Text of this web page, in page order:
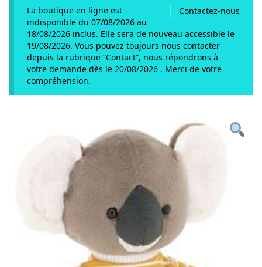
Contactez-nous
La boutique en ligne est
indisponible du 07/08/2026 au
18/08/2026 inclus. Elle sera de nouveau accessible le
19/08/2026. Vous pouvez toujours nous contacter
depuis la rubrique “Contact”, nous répondrons à
votre demande dès le 20/08/2026 . Merci de votre
compréhension.